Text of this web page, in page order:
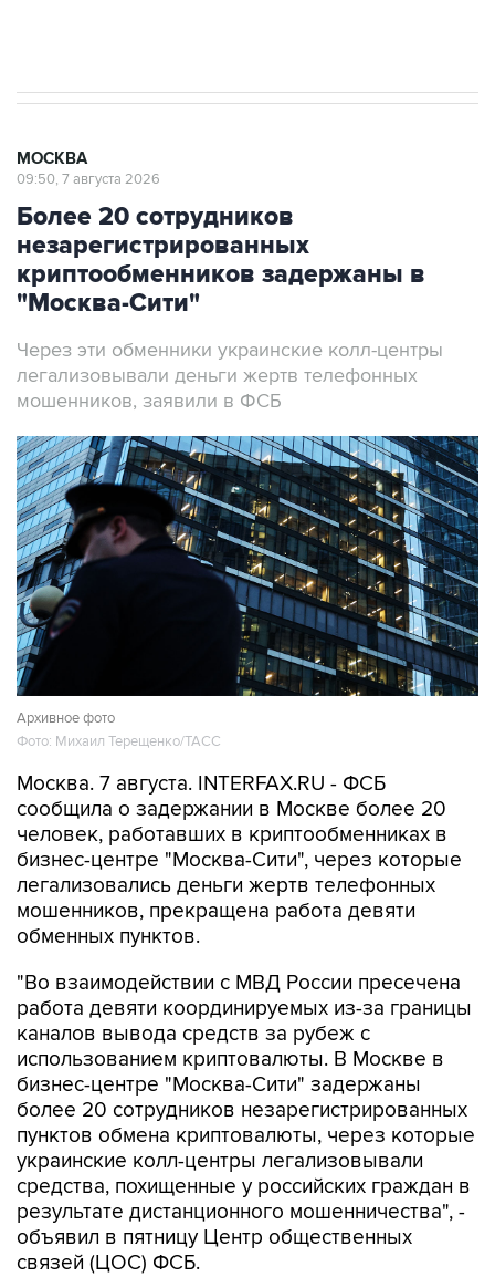
МОСКВА
09:50, 7 августа 2026
Более 20 сотрудников
незарегистрированных
криптообменников задержаны в
"Москва-Сити"
Через эти обменники украинские колл-центры
легализовывали деньги жертв телефонных
мошенников, заявили в ФСБ
Архивное фото
Фото: Михаил Терещенко/ТАСС
Москва. 7 августа. INTERFAX.RU - ФСБ
сообщила о задержании в Москве более 20
человек, работавших в криптообменниках в
бизнес-центре "Москва-Сити", через которые
легализовались деньги жертв телефонных
мошенников, прекращена работа девяти
обменных пунктов.
"Во взаимодействии с МВД России пресечена
работа девяти координируемых из-за границы
каналов вывода средств за рубеж с
использованием криптовалюты. В Москве в
бизнес-центре "Москва-Сити" задержаны
более 20 сотрудников незарегистрированных
пунктов обмена криптовалюты, через которые
украинские колл-центры легализовывали
средства, похищенные у российских граждан в
результате дистанционного мошенничества", -
объявил в пятницу Центр общественных
связей (ЦОС) ФСБ.